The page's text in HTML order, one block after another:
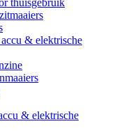
& elektrische
& elektrische